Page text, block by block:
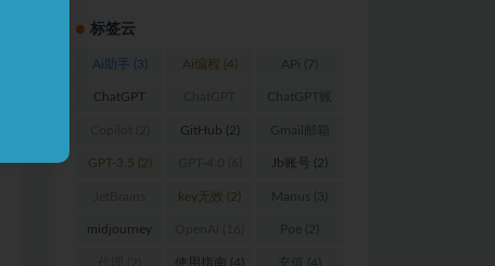
标签云
Ai助手 (3) Ai编程 (4) APi (7)
ChatGPT
Plus(17)
ChatGPT账
户(2)
GitHub (2) Gmail邮箱
(2)
GPT-3.5 (2) Jb账号 (2)
(15)
key无效 (2) Manus (3)
midjourney Poe (2)
使用指南 (4) 充值 (4)